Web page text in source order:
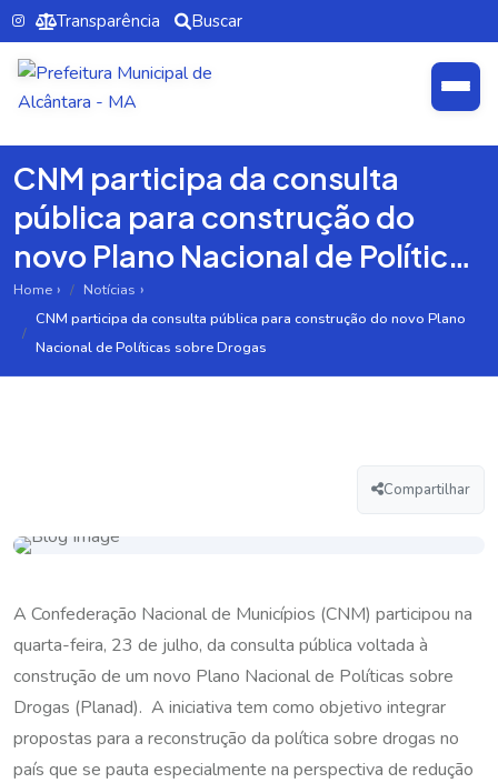
Transparência Buscar
CNM participa da consulta
pública para construção do
novo Plano Nacional de Políticas
sobre Drogas
Home
Notícias
CNM participa da consulta pública para construção do novo Plano
Nacional de Políticas sobre Drogas
Compartilhar
A Confederação Nacional de Municípios (CNM) participou na
quarta-feira, 23 de julho, da consulta pública voltada à
construção de um novo Plano Nacional de Políticas sobre
Drogas (Planad). A iniciativa tem como objetivo integrar
propostas para a reconstrução da política sobre drogas no
país que se pauta especialmente na perspectiva de redução